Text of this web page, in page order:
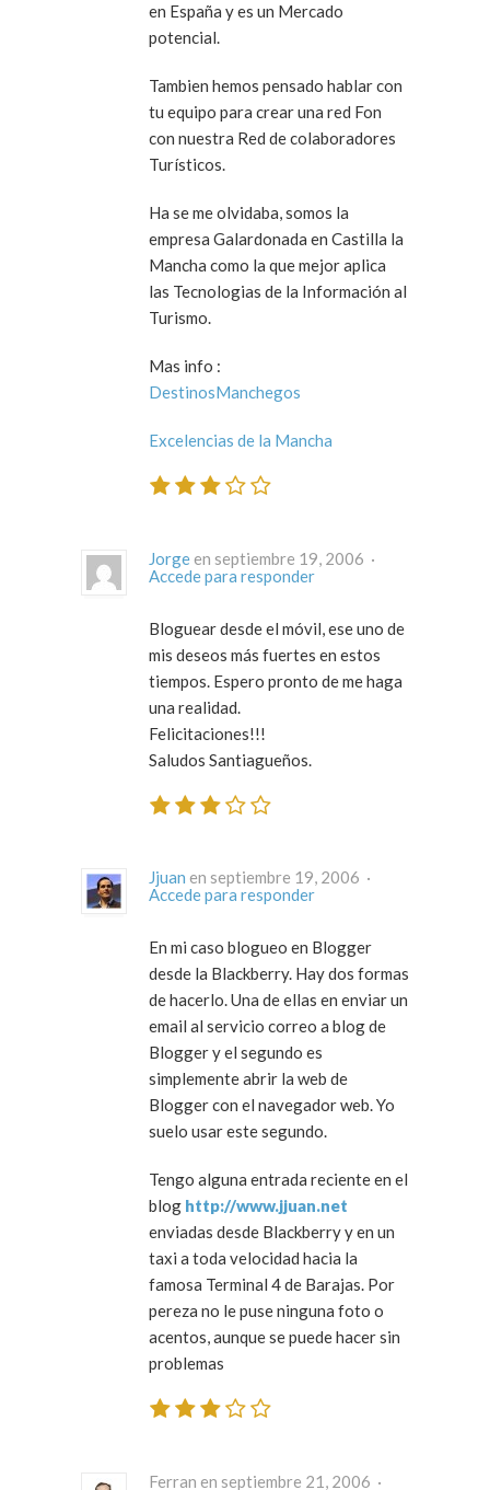
en España y es un Mercado
potencial.
Tambien hemos pensado hablar con
tu equipo para crear una red Fon
con nuestra Red de colaboradores
Turísticos.
Ha se me olvidaba, somos la
empresa Galardonada en Castilla la
Mancha como la que mejor aplica
las Tecnologias de la Información al
Turismo.
Mas info :
DestinosManchegos
Excelencias de la Mancha
Jorge
en septiembre 19, 2006 ·
Accede para responder
Bloguear desde el móvil, ese uno de
mis deseos más fuertes en estos
tiempos. Espero pronto de me haga
una realidad.
Felicitaciones!!!
Saludos Santiagueños.
Jjuan
en septiembre 19, 2006 ·
Accede para responder
En mi caso blogueo en Blogger
desde la Blackberry. Hay dos formas
de hacerlo. Una de ellas en enviar un
email al servicio correo a blog de
Blogger y el segundo es
simplemente abrir la web de
Blogger con el navegador web. Yo
suelo usar este segundo.
Tengo alguna entrada reciente en el
blog http://www.jjuan.net
enviadas desde Blackberry y en un
taxi a toda velocidad hacia la
famosa Terminal 4 de Barajas. Por
pereza no le puse ninguna foto o
acentos, aunque se puede hacer sin
problemas
Ferran en septiembre 21, 2006 ·